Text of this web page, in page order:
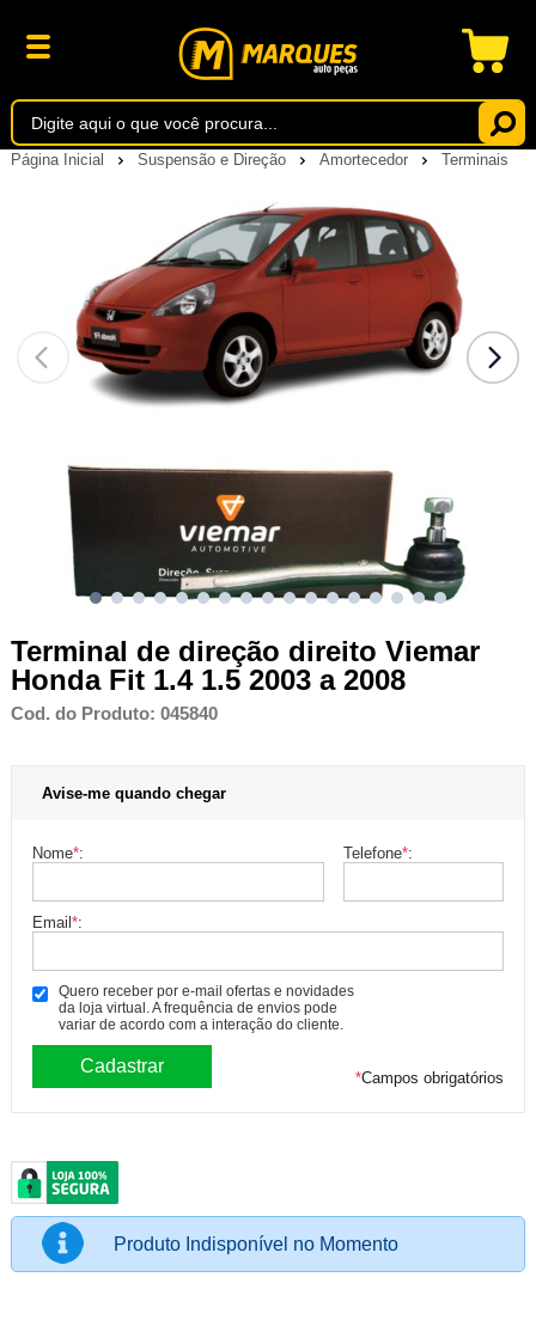
Página Inicial Suspensão e Direção Amortecedor Terminais
Terminal de direção direito Viemar
Honda Fit 1.4 1.5 2003 a 2008
Cod. do Produto: 045840
Avise-me quando chegar
Nome*: Telefone*:
Email*:
Quero receber por e-mail ofertas e novidades
da loja virtual. A frequência de envios pode
variar de acordo com a interação do cliente.
*Campos obrigatórios
Produto Indisponível no Momento